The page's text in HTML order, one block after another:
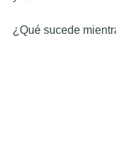
¿Qué sucede